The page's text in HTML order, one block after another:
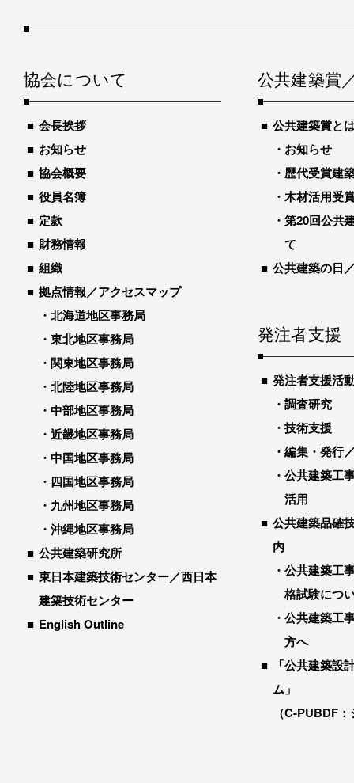
協会について
会長挨拶
お知らせ
協会概要
役員名簿
定款
財務情報
組織
拠点情報／アクセスマップ
北海道地区事務局
東北地区事務局
関東地区事務局
北陸地区事務局
中部地区事務局
近畿地区事務局
中国地区事務局
四国地区事務局
九州地区事務局
沖縄地区事務局
公共建築研究所
東日本建築技術センター／西日本
建築技術センター
English Outline
公共建築賞
公共建築賞と
お知らせ
歴代受賞建
木材活用受
第20回公共
て
公共建築の日
発注者支援
発注者支援活
調査研究
技術支援
編集・発行
公共建築工
活用
公共建築品確
内
公共建築工
格試験につ
公共建築工
方へ
「公共建築設
ム」
（C-PUBDF